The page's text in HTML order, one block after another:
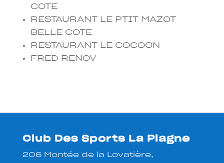
COTE
RESTAURANT LE PTIT MAZOT
BELLE COTE
RESTAURANT LE COCOON
FRED RENOV
Club Des Sports La Plagne
206 Montée de la Lovatière,